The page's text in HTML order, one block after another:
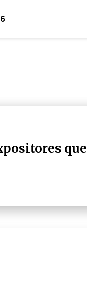
que